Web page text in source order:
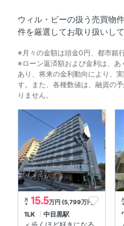
ウィル・ビーの扱う売買物
件を厳選してお取り扱いして
※月々の金額は頭金0円、都市銀
※ローン返済額および金利は、
あり、将来の金利動向により、
す。また、各種数値は、融資の
りません。
月
々 15.5万円 (5,799万円)
1LK 中目黒駅
月
々